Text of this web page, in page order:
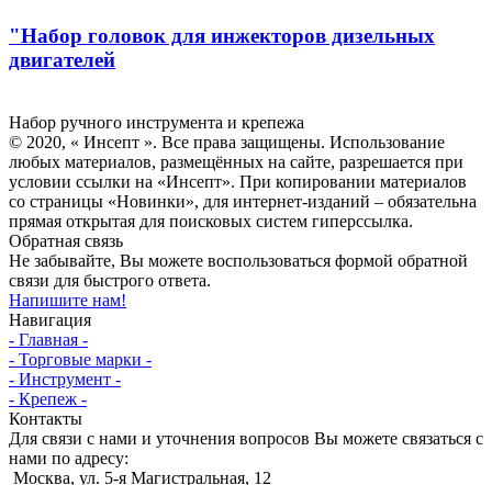
"Набор головок для инжекторов дизельных
двигателей
Набор ручного инструмента и крепежа
© 2020, « Инсепт ». Все права защищены. Использование
любых материалов, размещённых на сайте, разрешается при
условии ссылки на «Инсепт». При копировании материалов
со страницы «Новинки», для интернет-изданий – обязательна
прямая открытая для поисковых систем гиперссылка.
Обратная связь
Не забывайте, Вы можете воспользоваться формой обратной
связи для быстрого ответа.
Напишите нам!
Навигация
- Главная -
- Торговые марки -
- Инструмент -
- Крепеж -
Контакты
Для связи с нами и уточнения вопросов Вы можете связаться с
нами по адресу:
Москва, ул. 5-я Магистральная, 12